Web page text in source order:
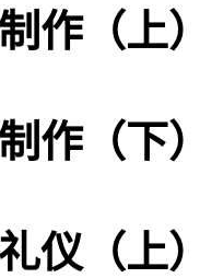
作（上
作（下
仪（上